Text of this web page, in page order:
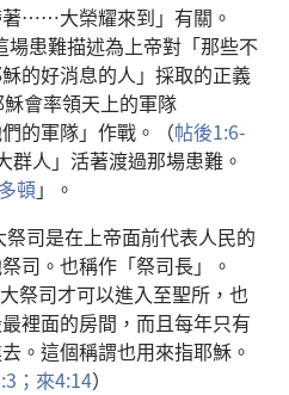
著……大榮耀來到 」 有關 。
場患難描述為上帝對 「那些不
的好消息的人 」 採取的正義
會率領天上的軍隊
的軍隊」 作戰 。（帖後1:6-
群人 」 活著渡過那場患難 。
頓」。
祭司是在上帝面前代表人民的
祭司 。 也稱作 「祭司長」。
大祭司才可以進入至聖所 ， 也
最裡面的房間 ， 而且每年只有
。 這個稱謂也用來指耶穌 。
； 來4:14）